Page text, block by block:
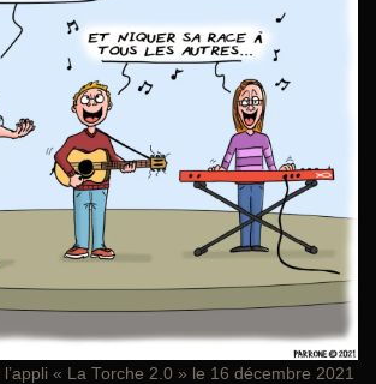
« La Torche 2.0 » le 16 décembre 2021